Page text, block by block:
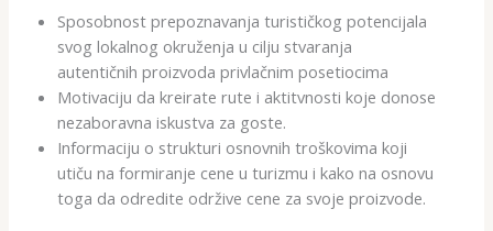
Sposobnost prepoznavanja turističkog potencijala
svog lokalnog okruženja u cilju stvaranja
autentičnih proizvoda privlačnim posetiocima
Motivaciju da kreirate rute i aktitvnosti koje donose
nezaboravna iskustva za goste.
Informaciju o strukturi osnovnih troškovima koji
utiču na formiranje cene u turizmu i kako na osnovu
toga da odredite održive cene za svoje proizvode.